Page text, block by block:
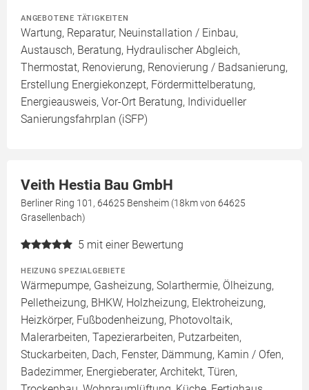
ANGEBOTENE TÄTIGKEITEN
Wartung, Reparatur, Neuinstallation / Einbau,
Austausch, Beratung, Hydraulischer Abgleich,
Thermostat, Renovierung, Renovierung / Badsanierung,
Erstellung Energiekonzept, Fördermittelberatung,
Energieausweis, Vor-Ort Beratung, Individueller
Sanierungsfahrplan (iSFP)
Veith Hestia Bau GmbH
Berliner Ring 101, 64625 Bensheim (18km von 64625
Grasellenbach)
5 mit einer Bewertung
HEIZUNG SPEZIALGEBIETE
Wärmepumpe, Gasheizung, Solarthermie, Ölheizung,
Pelletheizung, BHKW, Holzheizung, Elektroheizung,
Heizkörper, Fußbodenheizung, Photovoltaik,
Malerarbeiten, Tapezierarbeiten, Putzarbeiten,
Stuckarbeiten, Dach, Fenster, Dämmung, Kamin / Ofen,
Badezimmer, Energieberater, Architekt, Türen,